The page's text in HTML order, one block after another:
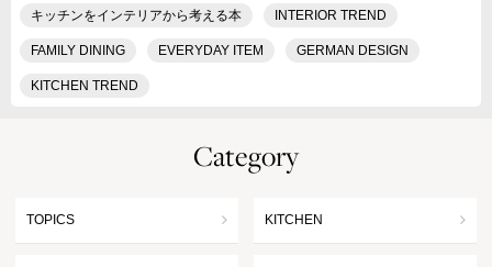
キッチンをインテリアから考える本 INTERIOR TREND
FAMILY DINING EVERYDAY ITEM GERMAN DESIGN
KITCHEN TREND
Category
TOPICS KITCHEN